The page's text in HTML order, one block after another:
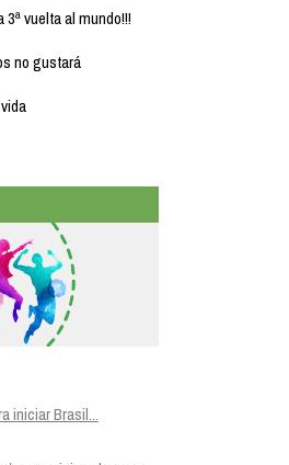
vuelta al mundo!!!
no gustará
iniciar Brasil...